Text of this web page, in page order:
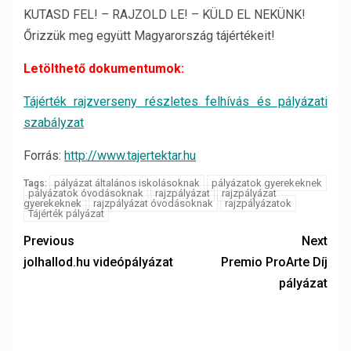
KUTASD FEL! – RAJZOLD LE! – KÜLD EL NEKÜNK!
Őrizzük meg együtt Magyarország tájértékeit!
Letölthető dokumentumok:
Tájérték rajzverseny részletes felhívás és pályázati
szabályzat
Forrás: http://www.tajertektar.hu
Tags: pályázat általános iskolásoknak
pályázatok gyerekeknek
pályázatok óvodásoknak
rajzpályázat
rajzpályázat
gyerekeknek
rajzpályázat óvodásoknak
rajzpályázatok
Tájérték pályázat
Previous
jolhallod.hu videópályázat
Next
Premio ProArte Díj
pályázat